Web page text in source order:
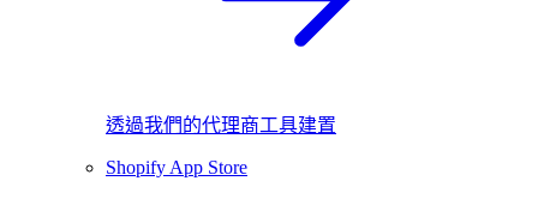
透過我們的代理商工具建置
Shopify App Store